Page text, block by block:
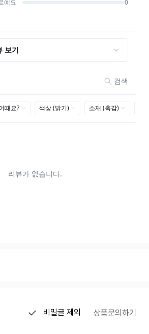
비밀글 제외 상품문의하기